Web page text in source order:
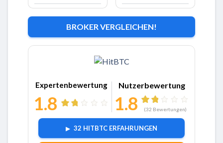
BROKER VERGLEICHEN!
Zu HitBTC
Expertenbewertung
1.8
Nutzerbewertung
1.8 (32 Bewertungen)
32 HITBTC ERFAHRUNGEN